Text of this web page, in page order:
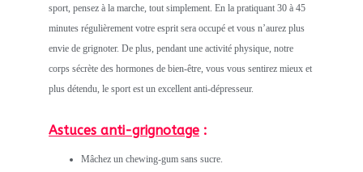
sport, pensez à la marche, tout simplement. En la pratiquant 30 à 45
minutes régulièrement votre esprit sera occupé et vous n’aurez plus
envie de grignoter. De plus, pendant une activité physique, notre
corps sécrète des hormones de bien-être, vous vous sentirez mieux et
plus détendu, le sport est un excellent anti-dépresseur.
Astuces anti-grignotage :
Mâchez un chewing-gum sans sucre.